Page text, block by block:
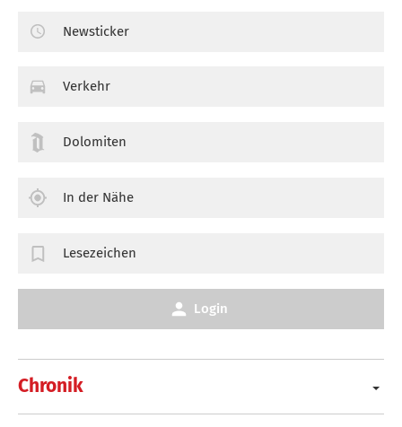
Chronik
Newsticker
Verkehr
Dolomiten
In der Nähe
Lesezeichen
Login